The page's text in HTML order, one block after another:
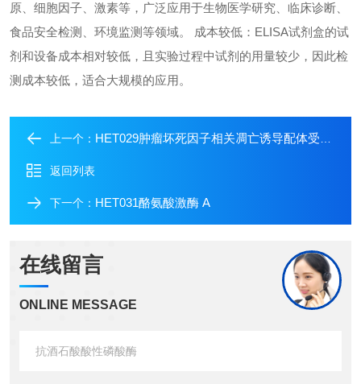
原、细胞因子、激素等，广泛应用于生物医学研究、临床诊断、
食品安全检测、环境监测等领域。 成本较低：ELISA试剂盒的试
剂和设备成本相对较低，且实验过程中试剂的用量较少，因此检
测成本较低，适合大规模的应用。
上一个： HET029肿瘤坏死因子相关凋亡诱导配体受体4
返回列表
下一个： HET031酪氨酸激酶 A
在线留言
ONLINE MESSAGE